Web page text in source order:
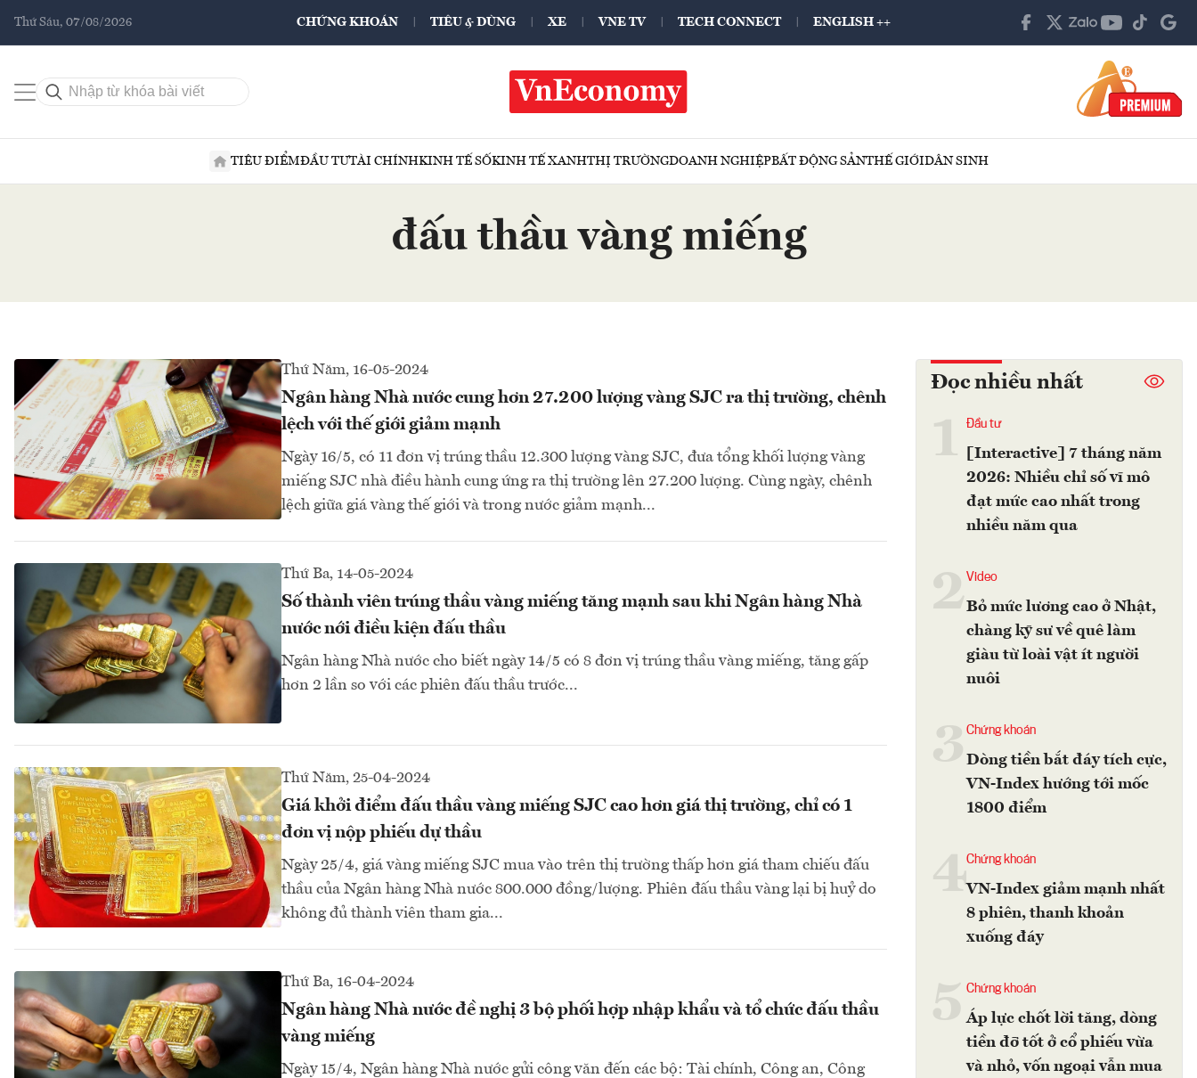
Thứ Sáu, 07/08/2026 CHỨNG KHOÁN TIÊU & DÙNG XE VNE TV TECH CONNECT ENGLISH ++
TIÊU ĐIỂMĐẦU TƯTÀI CHÍNHKINH TẾ SỐKINH TẾ XANHTHỊ TRƯỜNGDOANH NGHIỆPBẤT ĐỘNG SẢNTHẾ GIỚIDÂN SINH
đấu thầu vàng miếng
Thứ Năm, 16-05-2024
Ngân hàng Nhà nước cung hơn 27.200 lượng vàng SJC ra thị trường, chênh
lệch với thế giới giảm mạnh
Ngày 16/5, có 11 đơn vị trúng thầu 12.300 lượng vàng SJC, đưa tổng khối lượng vàng
miếng SJC nhà điều hành cung ứng ra thị trường lên 27.200 lượng. Cùng ngày, chênh
lệch giữa giá vàng thế giới và trong nước giảm mạnh...
Thứ Ba, 14-05-2024
Số thành viên trúng thầu vàng miếng tăng mạnh sau khi Ngân hàng Nhà
nước nới điều kiện đấu thầu
Ngân hàng Nhà nước cho biết ngày 14/5 có 8 đơn vị trúng thầu vàng miếng, tăng gấp
hơn 2 lần so với các phiên đấu thầu trước...
Thứ Năm, 25-04-2024
Giá khởi điểm đấu thầu vàng miếng SJC cao hơn giá thị trường, chỉ có 1
đơn vị nộp phiếu dự thầu
Ngày 25/4, giá vàng miếng SJC mua vào trên thị trường thấp hơn giá tham chiếu đấu
thầu của Ngân hàng Nhà nước 800.000 đồng/lượng. Phiên đấu thầu vàng lại bị huỷ do
không đủ thành viên tham gia...
Thứ Ba, 16-04-2024
Ngân hàng Nhà nước đề nghị 3 bộ phối hợp nhập khẩu và tổ chức đấu thầu
vàng miếng
Ngày 15/4, Ngân hàng Nhà nước gửi công văn đến các bộ: Tài chính, Công an, Công
Đọc nhiều nhất
Đầu tư
[Interactive] 7 tháng năm
2026: Nhiều chỉ số vĩ mô
đạt mức cao nhất trong
nhiều năm qua
2Video
Bỏ mức lương cao ở Nhật,
chàng kỹ sư về quê làm
giàu từ loài vật ít người
nuôi
Chứng khoán
Dòng tiền bắt đáy tích cực,
VN-Index hướng tới mốc
1800 điểm
4Chứng khoán
VN-Index giảm mạnh nhất
8 phiên, thanh khoản
xuống đáy
Chứng khoán
Áp lực chốt lời tăng, dòng
tiền đỡ tốt ở cổ phiếu vừa
và nhỏ, vốn ngoại vẫn mua